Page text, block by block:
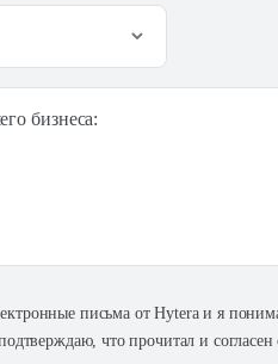
бизнеса:
письма от Hytera и я
что прочитал и